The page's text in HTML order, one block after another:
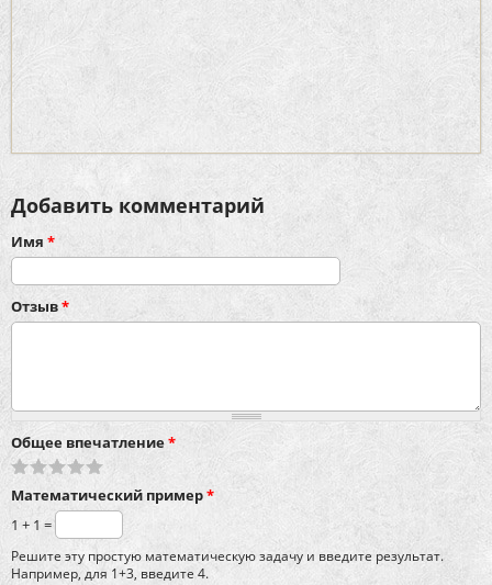
Добавить комментарий
Имя *
Отзыв*
Общее впечатление*
Математический пример*
1 + 1 =
Решите эту простую математическую задачу и введите результат.
Например, для 1+3, введите 4.